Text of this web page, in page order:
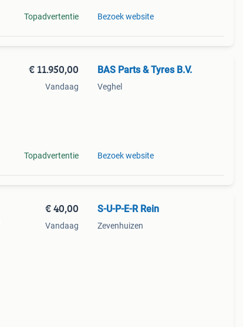
Topadvertentie Bezoek website
€ 11.950,00
Vandaag
Topadvertentie
BAS Parts & Tyres B.V.
Veghel
Bezoek website
€ 40,00
Vandaag
S-U-P-E-R Rein
Zevenhuizen